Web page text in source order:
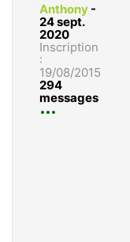
Anthony -
24 sept.
2020
Inscription
:
19/08/2015
294
messages